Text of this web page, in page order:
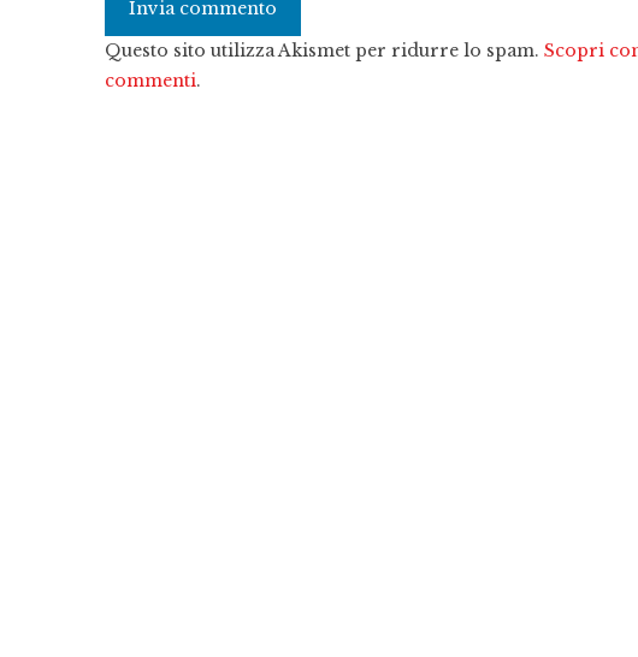
Questo sito utilizza Akismet per ridurre lo spam. Scopri
commenti.